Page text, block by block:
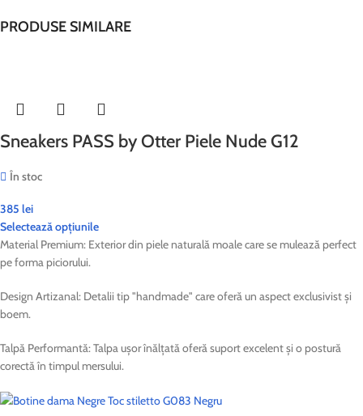
PRODUSE SIMILARE
Sneakers PASS by Otter Piele Nude G12
În stoc
385 lei
Selectează opțiunile
Material Premium: Exterior din piele naturală moale care se mulează perfect
pe forma piciorului.
Design Artizanal: Detalii tip "handmade" care oferă un aspect exclusivist și
boem.
Talpă Performantă: Talpa ușor înălțată oferă suport excelent și o postură
corectă în timpul mersului.